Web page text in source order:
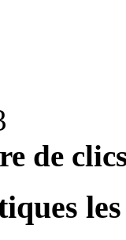
de